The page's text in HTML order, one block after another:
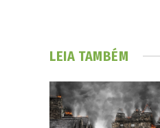
LEIA TAMBÉM